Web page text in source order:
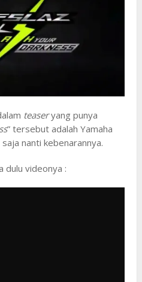
teaseryang punya
” tersebut adalah Yamaha
nanti kebenarannya.
dulu videonya :